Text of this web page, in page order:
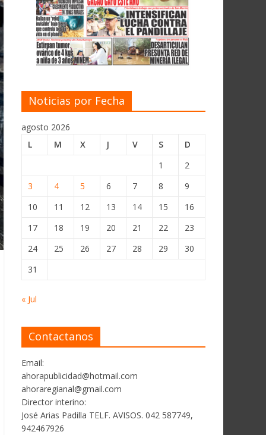
Noticias por Fecha
agosto 2026
L
M X J V S
D
1
2
3
4 5 6 7 8
9
10
11 12 13 14 15
16
17
18 19 20 21 22
23
24
25 26 27 28 29
30
31
« Jul
Contactanos
Email:
ahorapublicidad@hotmail.com
ahoraregianal@gmail.com
Director interino:
José Arias Padilla TELF. AVISOS. 042 587749,
942467926